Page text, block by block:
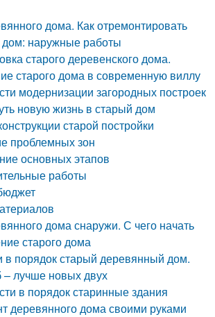
дома. Как отремонтировать
наружные работы
старого деревенского дома.
старого дома в современную виллу
модернизации загородных построек
новую жизнь в старый дом
старой постройки
проблемных зон
основных этапов
работы
дома снаружи. С чего начать
старого дома
в порядок старый деревянный дом.
лучше новых двух
в порядок старинные здания
деревянного дома своими руками